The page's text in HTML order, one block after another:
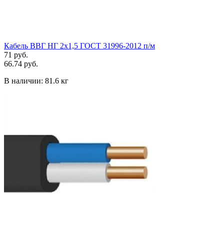
Кабель ВВГ НГ 2х1,5 ГОСТ 31996-2012 п/м
71 руб.
66.74 руб.
В наличии: 81.6 кг